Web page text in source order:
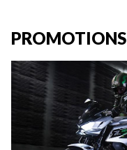
PROMOTIONS